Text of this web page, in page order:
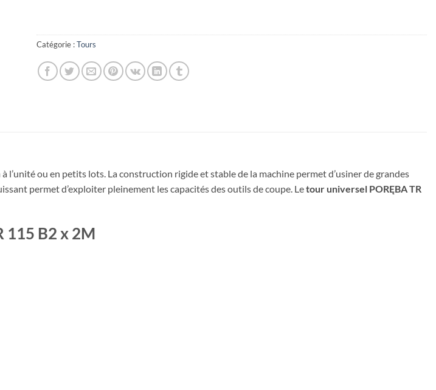
Catégorie :Tours
ou en petits lots. La construction rigide et stable de la machine permet d’usiner de grandes
permet d’exploiter pleinement les capacités des outils de coupe. Letour universel PORĘBA TR
115 B2 x 2M